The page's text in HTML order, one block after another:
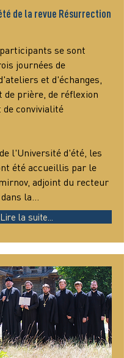
de la revue Résurrection
se sont
journées de
et d'échanges,
de prière, de réflexion
de convivialité
l'Université d'été, les
été accueillis par le
adjoint du recteur
la…
Lire la suite...